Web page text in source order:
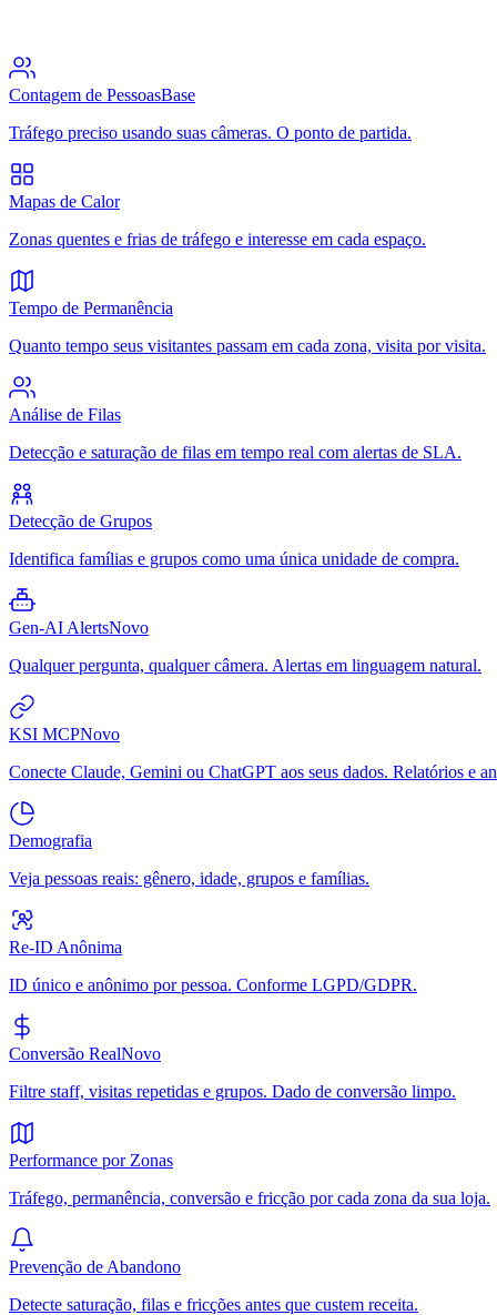
Contagem de PessoasBase
Tráfego preciso usando suas câmeras. O ponto de partida.
Mapas de Calor
Zonas quentes e frias de tráfego e interesse em cada espaço.
Tempo de Permanência
Quanto tempo seus visitantes passam em cada zona, visita por visita.
Análise de Filas
Detecção e saturação de filas em tempo real com alertas de SLA.
Detecção de Grupos
Identifica famílias e grupos como uma única unidade de compra.
Gen-AI AlertsNovo
Qualquer pergunta, qualquer câmera. Alertas em linguagem natural.
KSI MCPNovo
Conecte Claude, Gemini ou ChatGPT aos seus dados. Relatórios e
Demografia
Veja pessoas reais: gênero, idade, grupos e famílias.
Re-ID Anônima
ID único e anônimo por pessoa. Conforme LGPD/GDPR.
Conversão RealNovo
Filtre staff, visitas repetidas e grupos. Dado de conversão limpo.
Performance por Zonas
Tráfego, permanência, conversão e fricção por cada zona da sua loja.
Prevenção de Abandono
Detecte saturação, filas e fricções antes que custem receita.